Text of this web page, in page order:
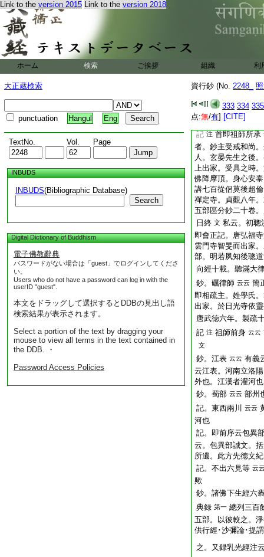
Link to the version 2015 Link to the version 2018
ホーム 検索 ご挨拶 組織 利
大正蔵検索
punctuation Hangul Eng
TextNo. Vol. Page
INBUDS
INBUDS(Bibliographic Database)
Search
Digital Dictionary of Buddhism
電子佛教辭典
パスワードがない場合は「guest」でログインしてくださ
い。
Users who do not have a password can log in with the
userID "guest".
本文をドラッグして選択するとDDBの見出し語
検索結果が表示されます。
Select a portion of the text by dragging your
mouse to view all terms in the text contained in
the DDB. ・
Password Access Policies
資行鈔 (No. 2248_
333 334 335
点:無/有] [CITE]
法正･法時･法聰･
南山也
隋朝人依洪聽
記相違。如何 答
二人事也。依洪已
無相違歟。
2 濟云
列道洪也。爾者洪
道雲之弟子也。會
人弟子。其首師上
記 注 首即祖師所承
者。鈔主受戒和尚
人。玄晏先生之後
上出家。受具之時
佛降摩頂。身心安
講七百從侶莫後超
禪定寺。貞觀八年
五部區分鈔二十卷
日終 文 私云。初聰
即會正記。唐弘福
雲門寺智旻而出家
部。明若夙知後聰
向經十載。聽滿大
鈔。礪律師 云云 簡
即相疏主。姓學氏
出家。於日光寺依
唐武徳六年。製疏
記 注 祖師前身 云云
文
鈔。江表 云云 有義
云江表。河南立洛
外也。江漢者灌河也
鈔。蜀部 云云 部州
記。東西兩川
云云
河也
記。即前序云包異
云。包異部誠文。
所遺。此方先徳文
記。不出六見等 云
歟
鈔。諸佛下生經六
典録 第一 總列三百
五部。以彼較之。
供行經･沙彌論･提
之。又録乳光經注